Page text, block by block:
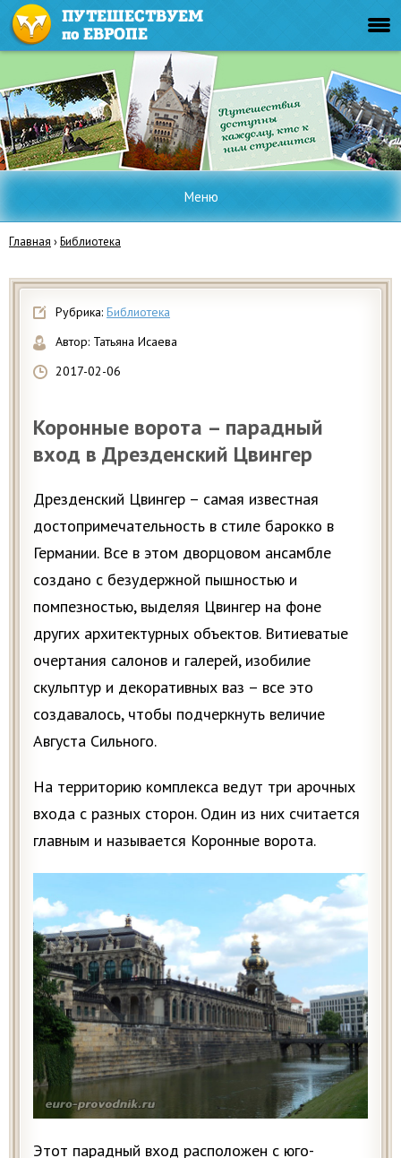
Меню
Главная ›Библиотека
Рубрика: Библиотека
Автор: Татьяна Исаева
2017-02-06
Коронные ворота – парадный
вход в Дрезденский Цвингер
Дрезденский Цвингер – самая известная
достопримечательность в стиле барокко в
Германии. Все в этом дворцовом ансамбле
создано с безудержной пышностью и
помпезностью, выделяя Цвингер на фоне
других архитектурных объектов. Витиеватые
очертания салонов и галерей, изобилие
скульптур и декоративных ваз – все это
создавалось, чтобы подчеркнуть величие
Августа Сильного.
На территорию комплекса ведут три арочных
входа с разных сторон. Один из них считается
главным и называется Коронные ворота.
Этот парадный вход расположен с юго-